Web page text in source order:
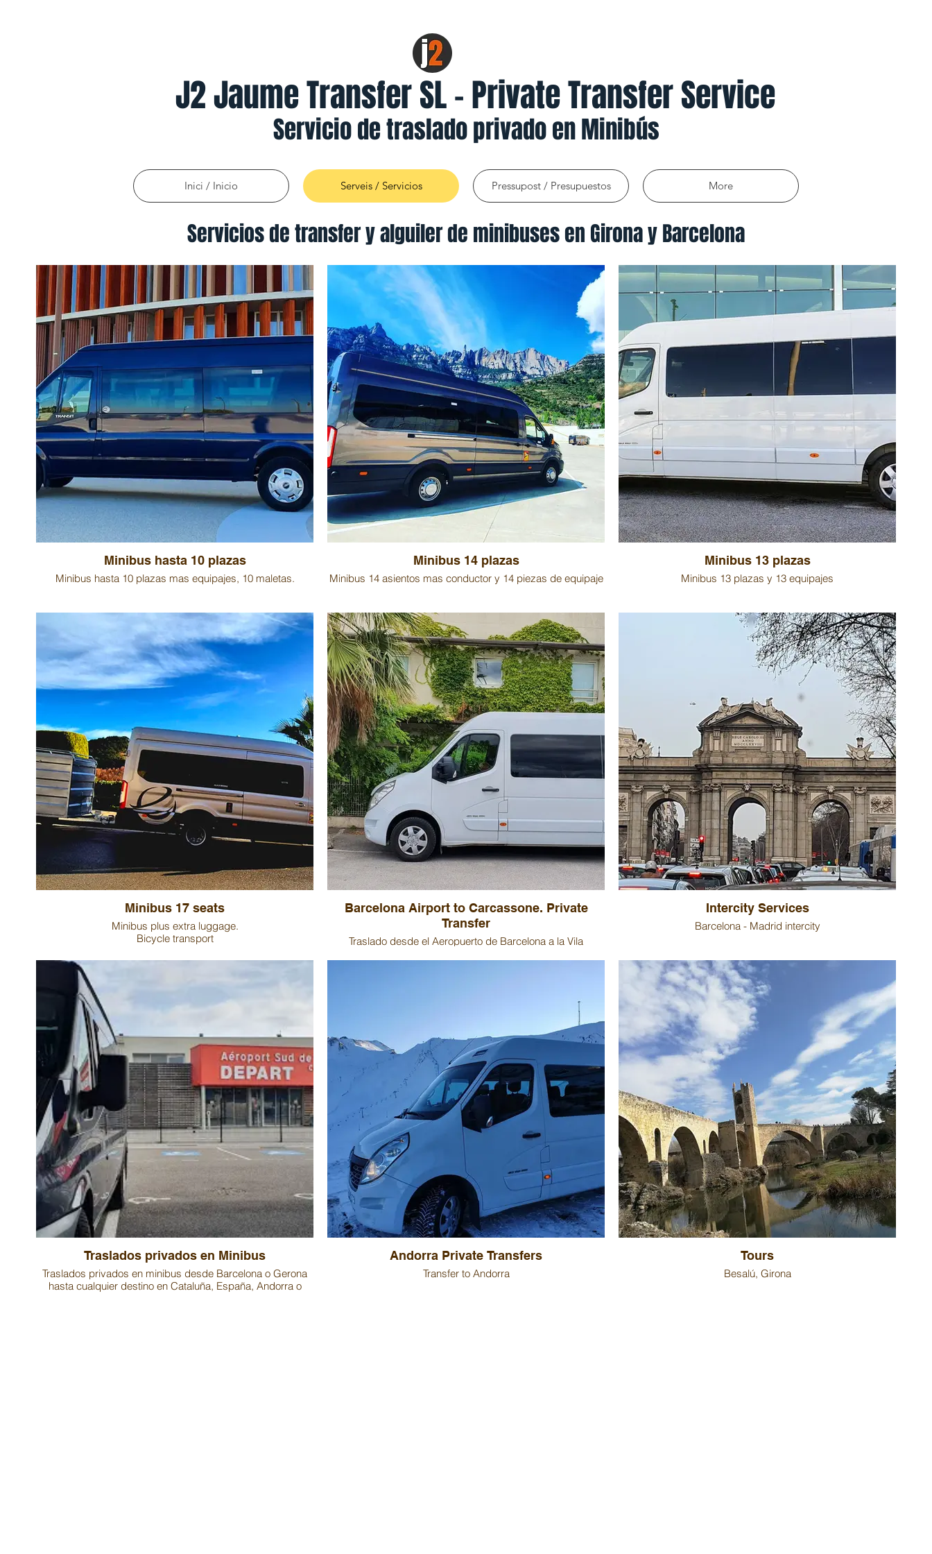
J2 Jaume Transfer SL - Private Transfer Service
Servicio de traslado privado en Minibús
Inici / Inicio Serveis / Servicios Pressupost / Presupuestos More
Servicios de transfer y alguiler de minibuses en Girona y Barcelona
Minibus hasta 10 plazas
Minibus hasta 10 plazas mas equipajes, 10 maletas.
Minibus 14 plazas
Minibus 14 asientos mas conductor y 14 piezas de equipaje
Minibus 13 plazas
Minibus 13 plazas y 13 equipajes
Minibus 17 seats
Minibus plus extra luggage.
Bicycle transport
Suitcases
Barcelona Airport to Carcassone. Private
Transfer
Traslado desde el Aeropuerto de Barcelona a la Vila
Intercity Services
Barcelona - Madrid intercity
Traslados privados en Minibus
Traslados privados en minibus desde Barcelona o Gerona
hasta cualquier destino en Cataluña, España, Andorra o
Andorra Private Transfers
Transfer to Andorra
Tours
Besalú, Girona